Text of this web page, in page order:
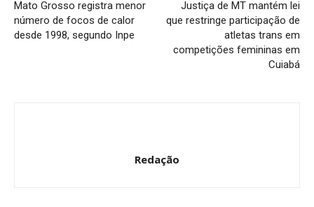
Mato Grosso registra menor
número de focos de calor
desde 1998, segundo Inpe
Justiça de MT mantém lei
que restringe participação de
atletas trans em
competições femininas em
Cuiabá
Redação